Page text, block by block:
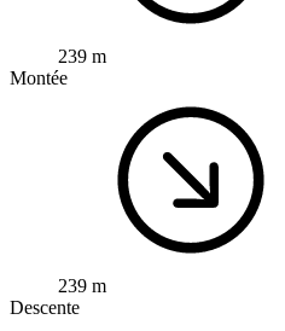
239 m
Montée
239 m
Descente